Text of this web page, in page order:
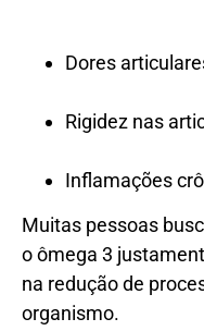
Dores
Rigidez nas
Inflamações
Muitas pessoas
o ômega 3
na redução de
organismo.